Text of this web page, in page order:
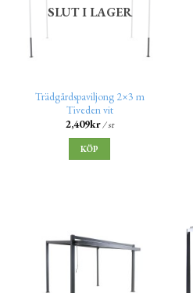
SLUT I LAGER
Trädgårdspaviljong 2×3 m
Tiveden vit
2,409kr/ st
KÖP